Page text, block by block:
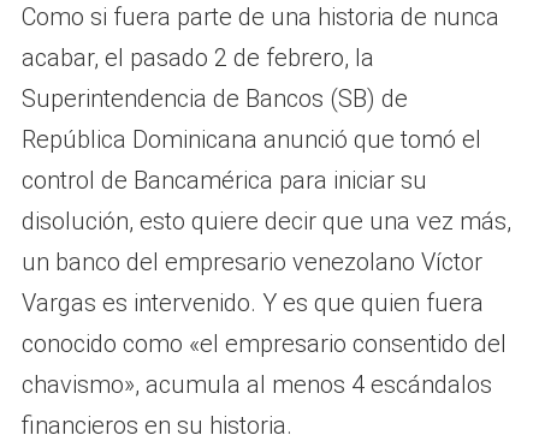
Como si fuera parte de una historia de nunca
acabar, el pasado 2 de febrero, la
Superintendencia de Bancos (SB) de
República Dominicana anunció que tomó el
control de Bancamérica para iniciar su
disolución, esto quiere decir que una vez más,
un banco del empresario venezolano Víctor
Vargas es intervenido. Y es que quien fuera
conocido como «el empresario consentido del
chavismo», acumula al menos 4 escándalos
financieros en su historia.